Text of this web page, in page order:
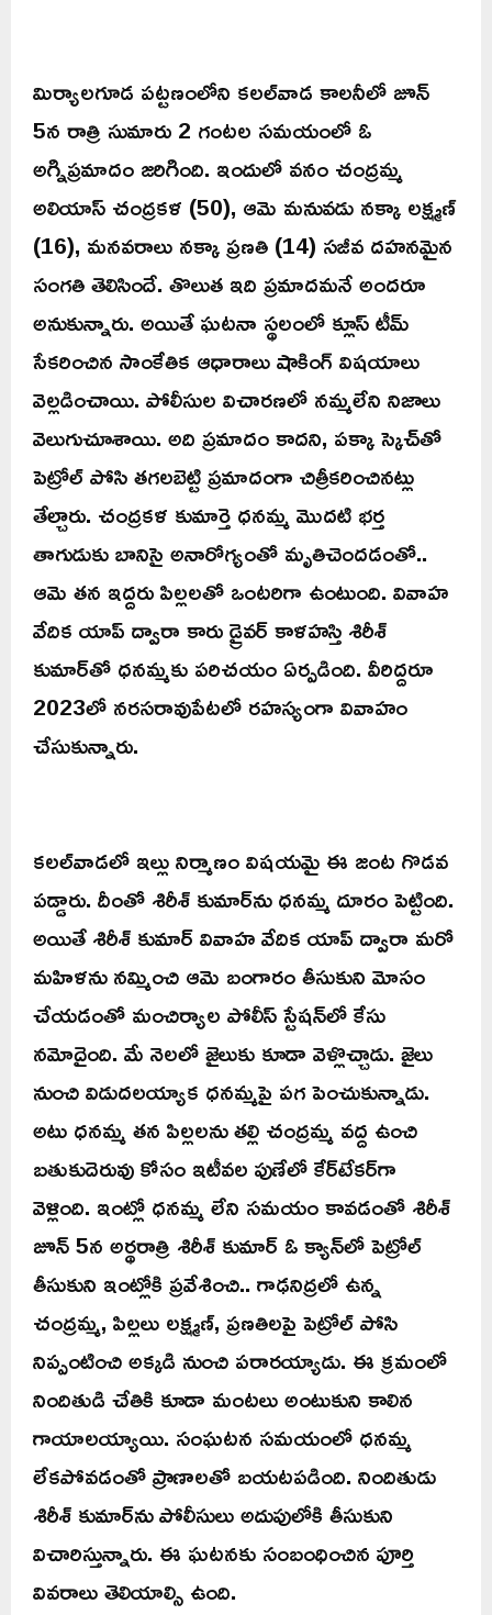
మిర్యాలగూడ పట్టణంలోని కలల్‌వాడ కాలనీలో జూన్‌
5న రాత్రి సుమారు 2 గంటల సమయంలో ఓ
అగ్నిప్రమాదం జరిగింది. ఇందులో వనం చంద్రమ్మ
అలియాస్‌ చంద్రకళ (50), ఆమె మనువడు నక్కా లక్ష్మణ్‌
(16), మనవరాలు నక్కా ప్రణతి (14) సజీవ దహనమైన
సంగతి తెలిసిందే. తొలుత ఇది ప్రమాదమనే అందరూ
అనుకున్నారు. అయితే ఘటనా స్థలంలో క్లూస్‌ టీమ్‌
సేకరించిన సాంకేతిక ఆధారాలు షాకింగ్‌ విషయాలు
వెల్లడించాయి. పోలీసుల విచారణలో నమ్మలేని నిజాలు
వెలుగుచూశాయి. అది ప్రమాదం కాదని, పక్కా స్కెచ్‌తో
పెట్రోల్‌ పోసి తగలబెట్టి ప్రమాదంగా చిత్రీకరించినట్లు
తేల్చారు. చంద్రకళ కుమార్తె ధనమ్మ మొదటి భర్త
తాగుడుకు బానిసై అనారోగ్యంతో మృతిచెందడంతో..
ఆమె తన ఇద్దరు పిల్లలతో ఒంటరిగా ఉంటుంది. వివాహ
వేదిక యాప్‌ ద్వారా కారు డ్రైవర్‌ కాళహస్తి శిరీశ్‌
కుమార్‌తో ధనమ్మకు పరిచయం ఏర్పడింది. వీరిద్దరూ
2023లో నరసరావుపేటలో రహస్యంగా వివాహం
చేసుకున్నారు.
కలల్‌వాడలో ఇల్లు నిర్మాణం విషయమై ఈ జంట గొడవ
పడ్డారు. దీంతో శిరీశ్‌ కుమార్‌ను ధనమ్మ దూరం పెట్టింది.
అయితే శిరీశ్‌ కుమార్‌ వివాహ వేదిక యాప్‌ ద్వారా మరో
మహిళను నమ్మించి ఆమె బంగారం తీసుకుని మోసం
చేయడంతో మంచిర్యాల పోలీస్‌ స్టేషన్‌లో కేసు
నమోదైంది. మే నెలలో జైలుకు కూడా వెళ్లొచ్చాడు. జైలు
నుంచి విడుదలయ్యాక ధనమ్మపై పగ పెంచుకున్నాడు.
అటు ధనమ్మ తన పిల్లలను తల్లి చంద్రమ్మ వద్ద ఉంచి
బతుకుదెరువు కోసం ఇటీవల పుణేలో కేర్‌టేకర్‌గా
వెళ్లింది. ఇంట్లో ధనమ్మ లేని సమయం కావడంతో శిరీశ్‌
జూన్‌ 5న అర్థరాత్రి శిరీశ్‌ కుమార్‌ ఓ క్యాన్‌లో పెట్రోల్‌
తీసుకుని ఇంట్లోకి ప్రవేశించి.. గాఢనిద్రలో ఉన్న
చంద్రమ్మ, పిల్లలు లక్ష్మణ్, ప్రణతిలపై పెట్రోల్‌ పోసి
నిప్పంటించి అక్కడి నుంచి పరారయ్యాడు. ఈ క్రమంలో
నిందితుడి చేతికి కూడా మంటలు అంటుకుని కాలిన
గాయాలయ్యాయి. సంఘటన సమయంలో ధనమ్మ
లేకపోవడంతో ప్రాణాలతో బయటపడింది. నిందితుడు
శిరీశ్‌ కుమార్‌ను పోలీసులు అదుపులోకి తీసుకుని
విచారిస్తున్నారు. ఈ ఘటనకు సంబంధించిన పూర్తి
వివరాలు తెలియాల్సి ఉంది.